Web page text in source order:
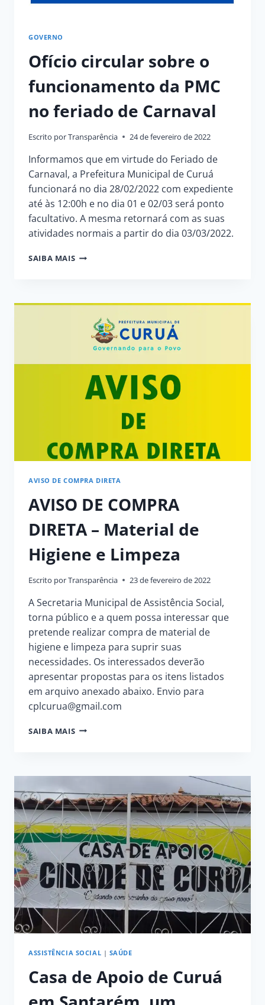
GOVERNO
Ofício circular sobre o
funcionamento da PMC
no feriado de Carnaval
Escrito porTransparência 24 de fevereiro de 2022
Informamos que em virtude do Feriado de
Carnaval, a Prefeitura Municipal de Curuá
funcionará no dia 28/02/2022 com expediente
até às 12:00h e no dia 01 e 02/03 será ponto
facultativo. A mesma retornará com as suas
atividades normais a partir do dia 03/03/2022.
SAIBA MAISOFÍCIO
FUNCIONAMENTO
FERIADO
DE
CARNAVAL
AVISO DE COMPRA DIRETA
AVISO DE COMPRA
DIRETA – Material de
Higiene e Limpeza
Escrito porTransparência 23 de fevereiro de 2022
A Secretaria Municipal de Assistência Social,
torna público e a quem possa interessar que
pretende realizar compra de material de
higiene e limpeza para suprir suas
necessidades. Os interessados deverão
apresentar propostas para os itens listados
em arquivo anexado abaixo. Envio para
cplcurua@gmail.com
SAIBA MAISAVISO
–
DE
HIGIENE
E
LIMPEZA
ASSISTÊNCIA SOCIAL | SAÚDE
Casa de Apoio de Curuá